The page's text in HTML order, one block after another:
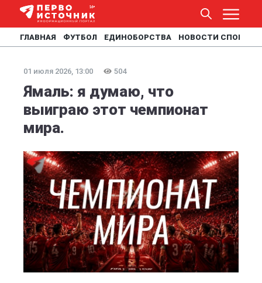
ГЛАВНАЯ ФУТБОЛ ЕДИНОБОРСТВА НОВОСТИ СПОРТА
01 июля 2026, 13:00 504
Ямаль: я думаю, что
выиграю этот чемпионат
мира.